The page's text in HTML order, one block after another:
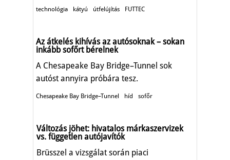
technológia kátyú útfelújítás FUTTEC
Az átkelés kihívás az autósoknak – sokan
inkább sofőrt bérelnek
A Chesapeake Bay Bridge–Tunnel sok
autóst annyira próbára tesz.
Chesapeake Bay Bridge–Tunnel híd sofőr
Változás jöhet: hivatalos márkaszervizek
vs. független autójavítók
Brüsszel a vizsgálat során piaci